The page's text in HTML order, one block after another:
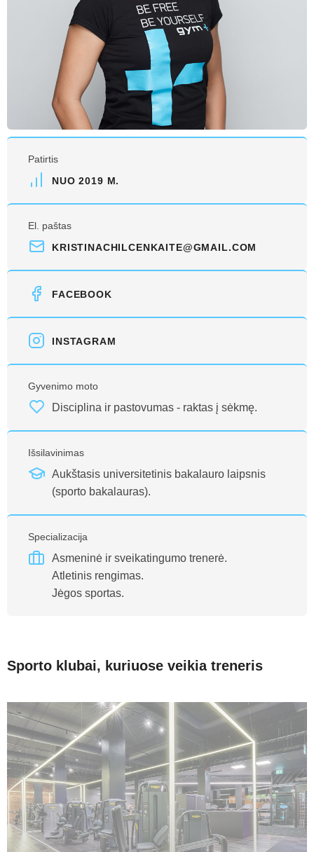
Patirtis
NUO 2019 M.
El. paštas
KRISTINACHILCENKAITE@GMAIL.COM
FACEBOOK
INSTAGRAM
Gyvenimo moto
Disciplina ir pastovumas - raktas į sėkmę.
Išsilavinimas
Aukštasis universitetinis bakalauro laipsnis
(sporto bakalauras).
Specializacija
Asmeninė ir sveikatingumo trenerė.
Atletinis rengimas.
Jėgos sportas.
Sporto klubai, kuriuose veikia treneris